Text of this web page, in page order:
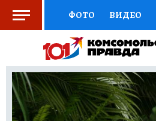
ФОТО ВИДЕО
СОЦПОДДЕРЖКА
ВЫБОР ЭКСПЕРТОВ
КНИЖНАЯ ПОЛКА